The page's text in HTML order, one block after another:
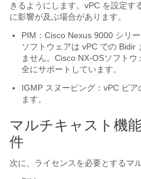
きるようにします。vPC を設定す
に影響が及ぶ場合があります。
PIM： Cisco Nexus 9000 シリ
ソフトウェアは vPC での Bidir
ません。 Cisco NX-OSソフトウ
全にサポートしています。
IGMP スヌーピング：vPC ピ
ます。
マルチキャスト機
件
次に、ライセンスを必要とするマ